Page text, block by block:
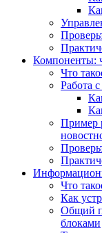
Компоненты:
Что
Работа
Пример
Что
Как
Общий
блоками